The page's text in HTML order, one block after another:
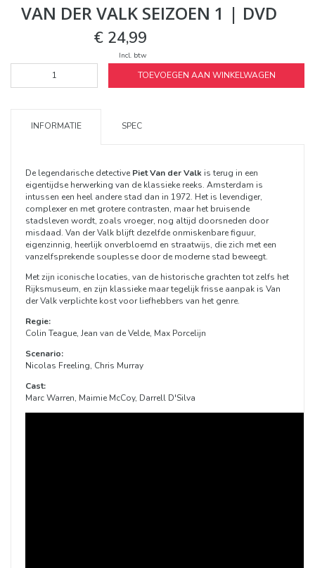
VAN DER VALK SEIZOEN 1 | DVD
€ 24,99
Incl. btw
TOEVOEGEN AAN WINKELWAGEN
INFORMATIE SPEC
De legendarische detective Piet Van der Valk is terug in een
eigentijdse herwerking van de klassieke reeks. Amsterdam is
intussen een heel andere stad dan in 1972. Het is levendiger,
complexer en met grotere contrasten, maar het bruisende
stadsleven wordt, zoals vroeger, nog altijd doorsneden door
misdaad. Van der Valk blijft dezelfde onmiskenbare figuur,
eigenzinnig, heerlijk onverbloemd en straatwijs, die zich met een
vanzelfsprekende souplesse door de moderne stad beweegt.
Met zijn iconische locaties, van de historische grachten tot zelfs het
Rijksmuseum, en zijn klassieke maar tegelijk frisse aanpak is Van
der Valk verplichte kost voor liefhebbers van het genre.
Regie:
Colin Teague, Jean van de Velde, Max Porcelijn
Scenario:
Nicolas Freeling, Chris Murray
Cast:
Marc Warren, Maimie McCoy, Darrell D'Silva